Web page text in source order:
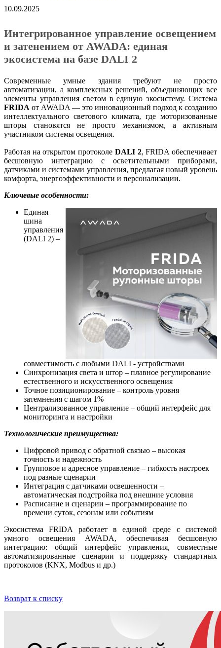
10.09.2025
Интегрированное управление освещением
и затенением от AWADA: единая
экосистема на базе DALI 2
Современные умные здания требуют не просто
автоматизации, а комплексных решений, объединяющих все
элементы управления светом в единую экосистему. Система
FRIDA от AWADA — это инновационный подход к созданию
интеллектуального светового климата, где моторизованные
шторы становятся не просто механизмом, а активным
участником системы освещения.
Работая на открытом протоколе DALI 2, FRIDA обеспечивает
бесшовную интеграцию с осветительными приборами,
датчиками и системами управления, предлагая новый уровень
комфорта, энергоэффективности и персонализации.
Ключевые особенности:
Единая
шина
управления
(DALI 2) –
совместимость с любыми DALI - устройствами
Синхронизация света и штор – плавное регулирование
естественного и искусственного освещения
Точное позиционирование – контроль уровня
затемнения с шагом 1%
Централизованное управление – общий интерфейс для
мониторинга и настройки
Технологические преимущества:
Цифровой привод с обратной связью – высокая
точность и надежность
Групповое и адресное управление – гибкость настроек
под разные сценарии
Интеграция с датчиками освещенности –
автоматическая подстройка под внешние условия
Расписание и сценарии – программирование по
времени суток, сезонам или событиям
Экосистема FRIDA работает в единой среде с системой
умного освещения AWADA, обеспечивая бесшовную
интеграцию: общий интерфейс управления, совместные
автоматизированные сценарии и поддержку стандартных
протоколов (KNX, Modbus и др.)
Возврат к списку